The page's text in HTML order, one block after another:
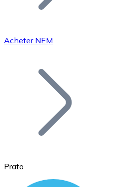
Bitcoin
Acheter NEM
Prato